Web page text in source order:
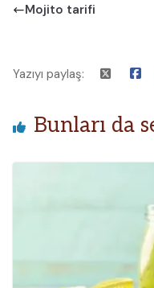
Mojito tarifi
Yazıyı paylaş:
Bunları da